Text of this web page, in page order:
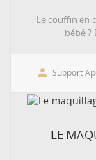
Le couffin en
bébé ?
 Support
LE